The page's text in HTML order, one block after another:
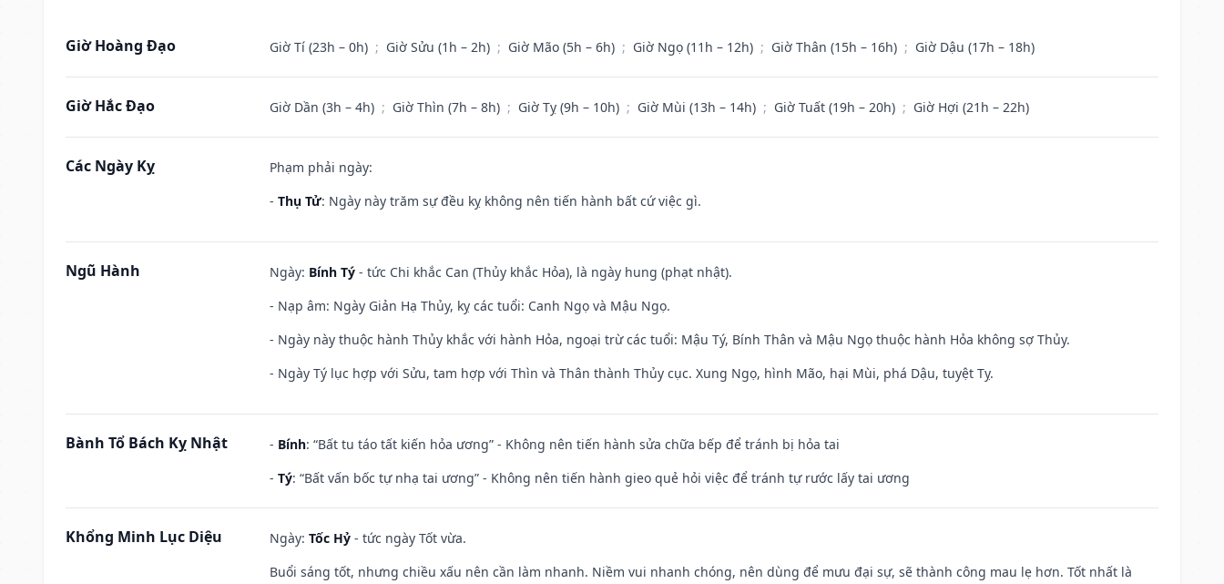
Giờ Hoàng Đạo Giờ Tí (23h – 0h) ; Giờ Sửu (1h – 2h) ; Giờ Mão (5h – 6h) ; Giờ Ngọ (11h – 12h) ; Giờ Thân (15h – 16h) ; Giờ Dậu (17h – 18h)
Giờ Hắc Đạo Giờ Dần (3h – 4h) ; Giờ Thìn (7h – 8h) ; Giờ Tỵ (9h – 10h) ; Giờ Mùi (13h – 14h) ; Giờ Tuất (19h – 20h) ; Giờ Hợi (21h – 22h)
Các Ngày Kỵ
Phạm phải ngày:
- Thụ Tử: Ngày này trăm sự đều kỵ không nên tiến hành bất cứ việc gì.
Ngũ Hành Ngày: Bính Tý - tức Chi khắc Can (Thủy khắc Hỏa), là ngày hung (phạt nhật).
- Nạp âm: Ngày Giản Hạ Thủy, kỵ các tuổi: Canh Ngọ và Mậu Ngọ.
- Ngày này thuộc hành Thủy khắc với hành Hỏa, ngoại trừ các tuổi: Mậu Tý, Bính Thân và Mậu Ngọ thuộc hành Hỏa không sợ Thủy.
- Ngày Tý lục hợp với Sửu, tam hợp với Thìn và Thân thành Thủy cục. Xung Ngọ, hình Mão, hại Mùi, phá Dậu, tuyệt Tỵ.
Bành Tổ Bách Kỵ Nhật - Bính: “Bất tu táo tất kiến hỏa ương” - Không nên tiến hành sửa chữa bếp để tránh bị hỏa tai
- Tý: “Bất vấn bốc tự nhạ tai ương” - Không nên tiến hành gieo quẻ hỏi việc để tránh tự rước lấy tai ương
Khổng Minh Lục Diệu Ngày: Tốc Hỷ - tức ngày Tốt vừa.
Buổi sáng tốt, nhưng chiều xấu nên cần làm nhanh. Niềm vui nhanh chóng, nên dùng để mưu đại sự, sẽ thành công mau lẹ hơn. Tốt nhất là